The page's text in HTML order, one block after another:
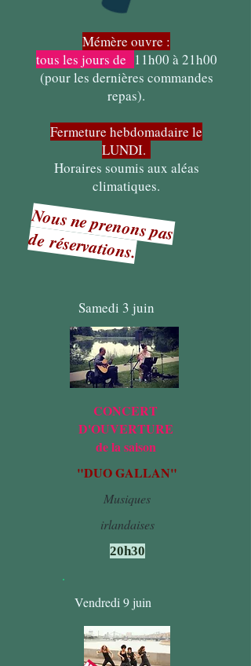
Mémère ouvre :
tous les jours de 11h00 à 21h00
(pour les dernières commandes
repas).
Fermeture hebdomadaire le
LUNDI.
Horaires soumis aux aléas
climatiques.
Nous ne prenons pas
deréservations.
Samedi 3 juin
CONCERT
D'OUVERTURE
de la saison
"DUO GALLAN"
Musiques
irlandaises
20h30
Vendredi 9 juin